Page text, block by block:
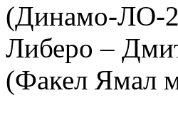
(Динамо-ЛО-
Либеро –
(Факел Ямал